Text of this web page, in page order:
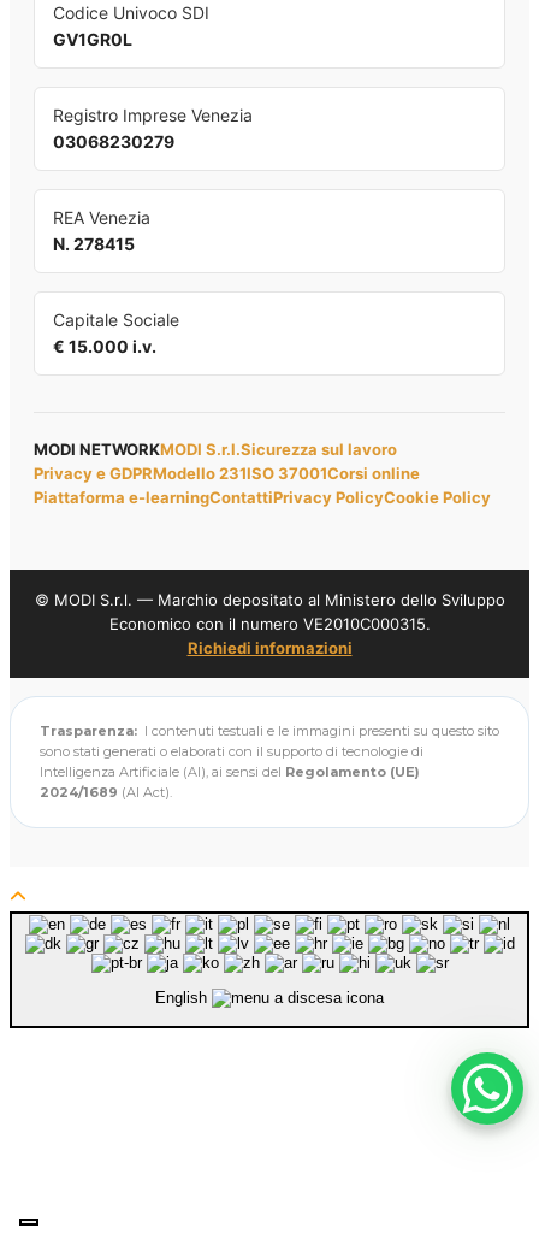
Codice Univoco SDI
GV1GR0L
Registro Imprese Venezia
03068230279
REA Venezia
N. 278415
Capitale Sociale
€ 15.000 i.v.
MODI NETWORKMODI S.r.l.Sicurezza sul lavoro
Privacy e GDPRModello 231ISO 37001Corsi online
Piattaforma e-learningContattiPrivacy PolicyCookie Policy
© MODI S.r.l. — Marchio depositato al Ministero dello Sviluppo
Economico con il numero VE2010C000315.
Richiedi informazioni
Trasparenza: I contenuti testuali e le immagini presenti su questo sito
sono stati generati o elaborati con il supporto di tecnologie di
Intelligenza Artificiale (AI), ai sensi del Regolamento (UE)
2024/1689 (AI Act).
English